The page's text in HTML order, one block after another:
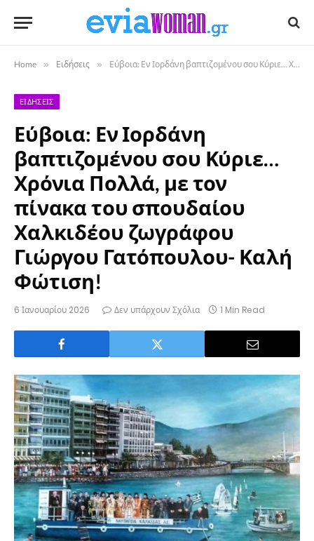
Home » Ειδήσεις » Εύβοια: Εν Ιορδάνη βαπτιζομένου σου Κύριε… Χρόνια Πολλά, με τον πίνακα του σπουδαίου Χαλκιδέου ζωγράφου Γιώργου Γατόπουλου- Καλή Φώτιση!
ΕΙΔΉΣΕΙΣ
Εύβοια: Εν Ιορδάνη
βαπτιζομένου σου Κύριε…
Χρόνια Πολλά, με τον
πίνακα του σπουδαίου
Χαλκιδέου ζωγράφου
Γιώργου Γατόπουλου- Καλή
Φώτιση!
6 Ιανουαρίου 2026 Δεν υπάρχουν Σχόλια 1 Min Read